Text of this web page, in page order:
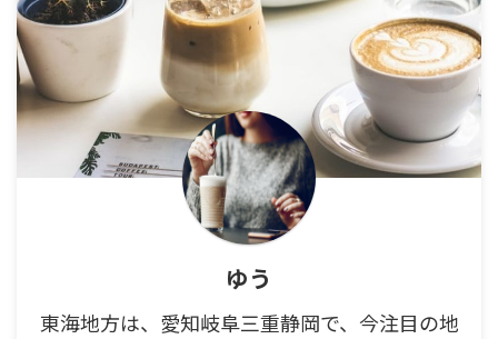
ゆう
東海地方は、愛知岐阜三重静岡で、今注目の地